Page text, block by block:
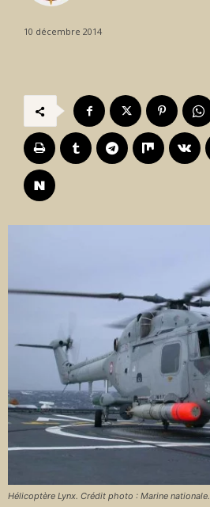
10 décembre 2014
Hélicoptère Lynx. Crédit photo : Marine nationale.